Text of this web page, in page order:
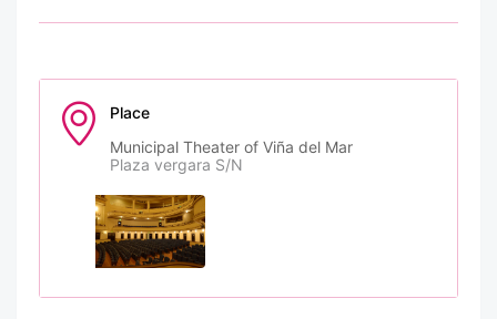
Place
Municipal Theater of Viña del Mar
Plaza vergara S/N